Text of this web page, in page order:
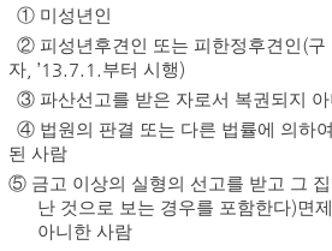
① 미성년인
② 피성년후견인 또는 피한정후견인(구
자, ’13.7.1.부터 시행)
③ 파산선고를 받은 자로서 복권되지
④ 법원의 판결 또는 다른 법률에 의하
된 사람
⑤ 금고 이상의 실형의 선고를 받고 그
난 것으로 보는 경우를 포함한다)면
아니한 사람